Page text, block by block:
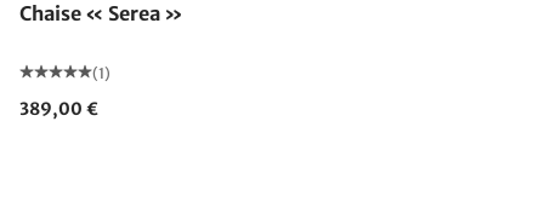
Chaise « Serea »
(1)
389,00 €